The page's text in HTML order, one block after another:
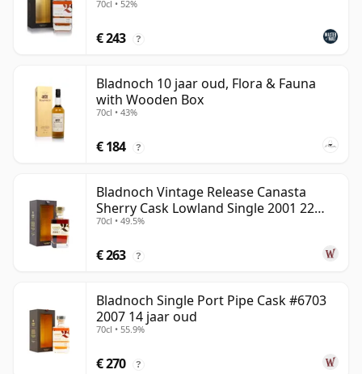
70cl • 52%
€ 243 ?
Bladnoch 10 jaar oud, Flora & Fauna
with Wooden Box
70cl • 43%
€ 184 ?
Bladnoch Vintage Release Canasta
Sherry Cask Lowland Single 2001 22
jaar oud
70cl • 49.5%
€ 263 ?
Bladnoch Single Port Pipe Cask #6703
2007 14 jaar oud
70cl • 55.9%
€ 270 ?